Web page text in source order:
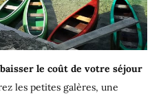
le coût de votre séjour
les petites galères, une